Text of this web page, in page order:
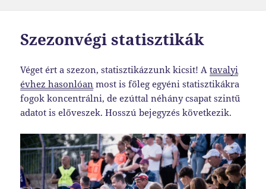
Szezonvégi statisztikák
Véget ért a szezon, statisztikázzunk kicsit! Atavalyi
évhez hasonlóan most is főleg egyéni statisztikákra
fogok koncentrálni, de ezúttal néhány csapat szintű
adatot is előveszek. Hosszú bejegyzés következik.